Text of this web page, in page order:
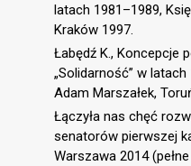
latach 1981–1989,
Kraków 1997.
Łabędź K., Koncepcje
„Solidarność” w
Adam Marszałek,
Łączyła nas chęć
senatorów pierwszej
Warszawa 2014